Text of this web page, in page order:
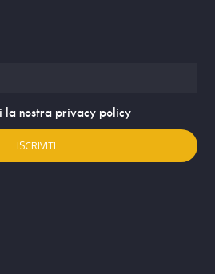
la nostra privacy policy